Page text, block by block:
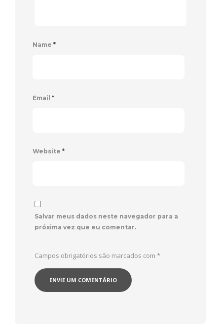
Name *
Email *
Website *
Salvar meus dados neste navegador para a
próxima vez que eu comentar.
Campos obrigatórios são marcados com *